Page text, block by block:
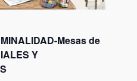
Mesas de
Y